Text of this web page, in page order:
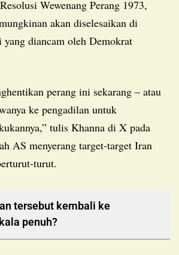
akan diselesaikan di
yang diancam oleh Demokrat
ke pengadilan untuk
tulis Khanna di X pada
AS menyerang target-target Iran
turut.
tersebut kembali ke
penuh?